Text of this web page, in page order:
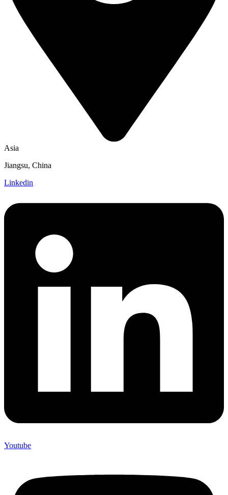
Asia
Jiangsu, China
Linkedin
Youtube